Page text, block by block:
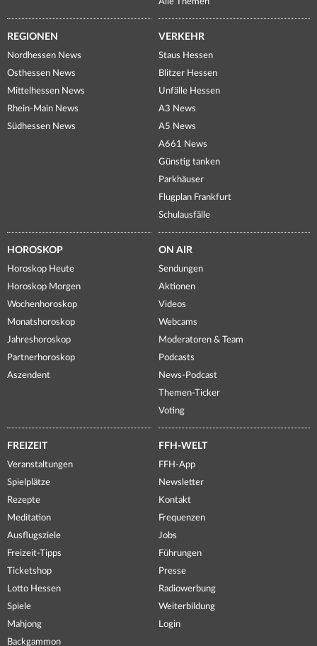
Alle Themen
REGIONEN
Nordhessen News
Osthessen News
Mittelhessen News
Rhein-Main News
Südhessen News
VERKEHR
Staus Hessen
Blitzer Hessen
Unfälle Hessen
A3 News
A5 News
A661 News
Günstig tanken
Parkhäuser
Flugplan Frankfurt
Schulausfälle
HOROSKOP
Horoskop Heute
Horoskop Morgen
Wochenhoroskop
Monatshoroskop
Jahreshoroskop
Partnerhoroskop
Aszendent
ON AIR
Sendungen
Aktionen
Videos
Webcams
Moderatoren & Team
Podcasts
News-Podcast
Themen-Ticker
Voting
FREIZEIT
Veranstaltungen
Spielplätze
Rezepte
Meditation
Ausflugsziele
Freizeit-Tipps
Ticketshop
Lotto Hessen
Spiele
Mahjong
Backgammon
FFH-WELT
FFH-App
Newsletter
Kontakt
Frequenzen
Jobs
Führungen
Presse
Radiowerbung
Weiterbildung
Login